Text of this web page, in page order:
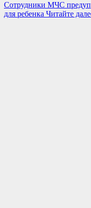
Сотрудники МЧС
для ребенка Читайте